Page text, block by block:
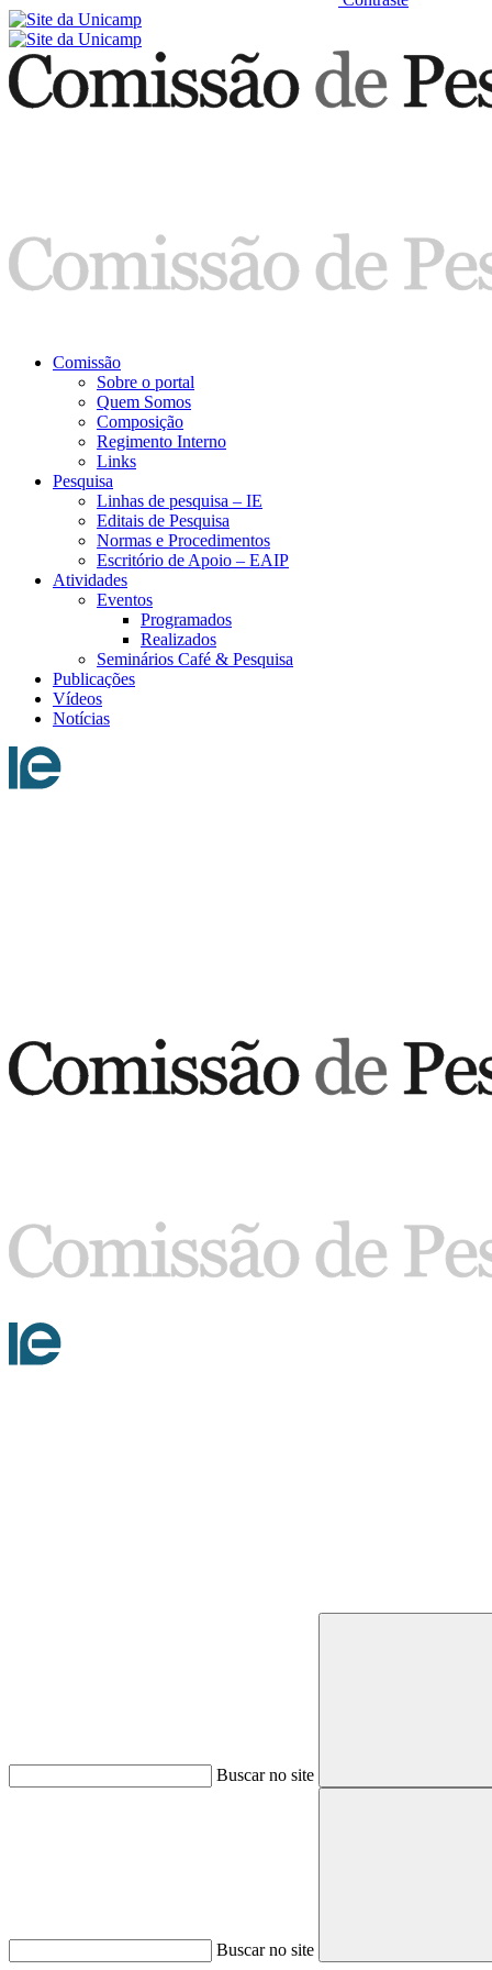
Comissão
Sobre o portal
Quem Somos
Composição
Regimento Interno
Links
Pesquisa
Linhas de pesquisa – IE
Editais de Pesquisa
Normas e Procedimentos
Escritório de Apoio – EAIP
Atividades
Eventos
Programados
Realizados
Seminários Café & Pesquisa
Publicações
Vídeos
Notícias
Buscar no site
Buscar no site